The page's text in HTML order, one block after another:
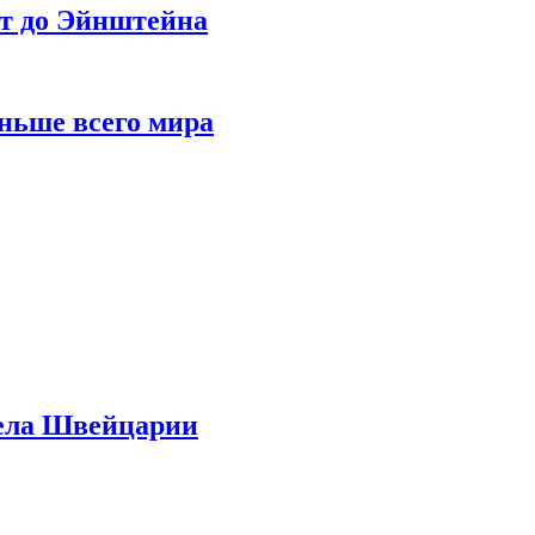
до Эйнштейна
всего мира
Швейцарии